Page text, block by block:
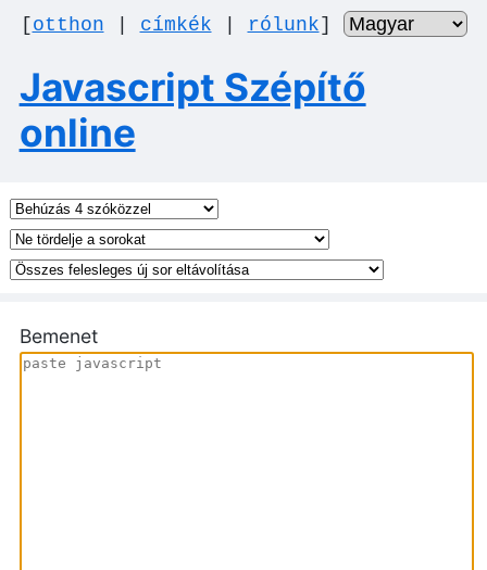
[otthon címkék rólunk]
Javascript Szépítő
online
Bemenet